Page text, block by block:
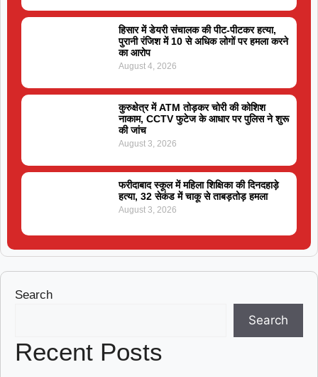
हिसार में डेयरी संचालक की पीट-पीटकर हत्या,
पुरानी रंजिश में 10 से अधिक लोगों पर हमला करने
का आरोप
August 4, 2026
कुरुक्षेत्र में ATM तोड़कर चोरी की कोशिश
नाकाम, CCTV फुटेज के आधार पर पुलिस ने शुरू
की जांच
August 3, 2026
फरीदाबाद स्कूल में महिला शिक्षिका की दिनदहाड़े
हत्या, 32 सेकंड में चाकू से ताबड़तोड़ हमला
August 3, 2026
Search
Search
Recent Posts